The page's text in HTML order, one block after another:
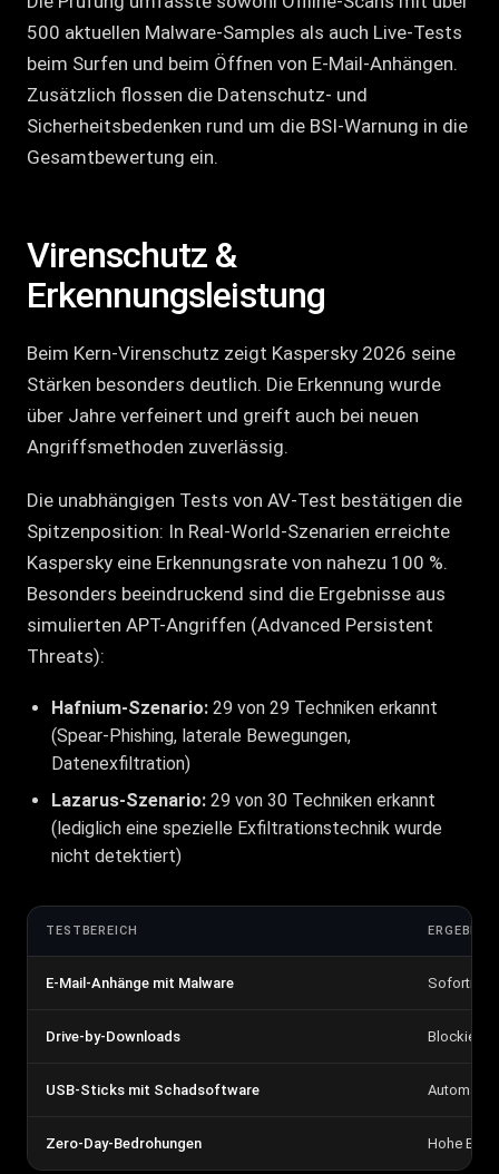
500 aktuellen Malware-Samples als auch Live-Tests
beim Surfen und beim Öffnen von E-Mail-Anhängen.
Zusätzlich flossen die Datenschutz- und
Sicherheitsbedenken rund um die BSI-Warnung in die
Gesamtbewertung ein.
Virenschutz &
Erkennungsleistung
Beim Kern-Virenschutz zeigt Kaspersky 2026 seine
Stärken besonders deutlich. Die Erkennung wurde
über Jahre verfeinert und greift auch bei neuen
Angriffsmethoden zuverlässig.
Die unabhängigen Tests von AV-Test bestätigen die
Spitzenposition: In Real-World-Szenarien erreichte
Kaspersky eine Erkennungsrate von nahezu 100 %.
Besonders beeindruckend sind die Ergebnisse aus
simulierten APT-Angriffen (Advanced Persistent
Threats):
Hafnium-Szenario: 29 von 29 Techniken erkannt
(Spear-Phishing, laterale Bewegungen,
Datenexfiltration)
Lazarus-Szenario: 29 von 30 Techniken erkannt
(lediglich eine spezielle Exfiltrationstechnik wurde
nicht detektiert)
TESTBEREICH ERGEBNIS
E-Mail-Anhänge mit Malware Sofortige
Drive-by-Downloads
USB-Sticks mit Schadsoftware
Zero-Day-Bedrohungen Hohe